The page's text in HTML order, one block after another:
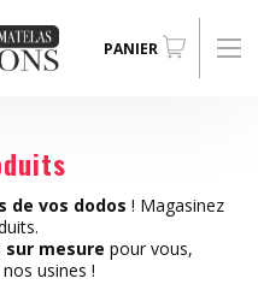
PANIER
de vos dodos ! Magasinez
sur mesure pour vous,
usines !